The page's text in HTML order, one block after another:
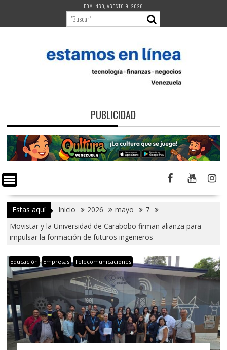
contenido
DOMINGO, AGOSTO 9, 2026
PUBLICIDAD
Estas aquí Inicio 2026 mayo
7
Movistar y la Universidad de Carabobo firman alianza para
impulsar la formación de futuros ingenieros
Educación Empresas Telecomunicaciones